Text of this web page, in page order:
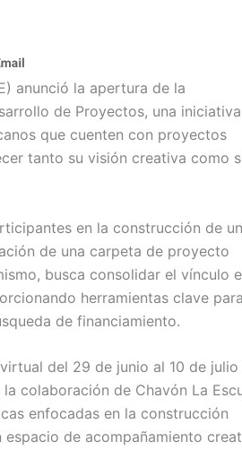
anunció la apertura de la
de Proyectos, una iniciativa
que cuenten con proyectos
tanto su visión creativa como
en la construcción de
de una carpeta de proyecto
busca consolidar el vínculo
herramientas clave para
de financiamiento.
del 29 de junio al 10 de julio
colaboración de Chavón La
enfocadas en la construcción
de acompañamiento